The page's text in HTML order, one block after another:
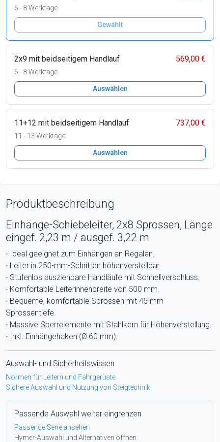
6 - 8 Werktage
Gewählt
2x9 mit beidseitigem Handlauf 569,00 €
6 - 8 Werktage
Auswählen
11+12 mit beidseitigem Handlauf 737,00 €
11 - 13 Werktage
Auswählen
Produktbeschreibung
Einhänge-Schiebeleiter, 2x8 Sprossen, Länge
eingef. 2,23 m / ausgef. 3,22 m
∙ Ideal geeignet zum Einhängen an Regalen.
∙ Leiter in 250-mm-Schritten höhenverstellbar.
∙ Stufenlos ausziehbare Handläufe mit Schnellverschluss.
∙ Komfortable Leiterinnenbreite von 500 mm.
∙ Bequeme, komfortable Sprossen mit 45 mm
Sprossentiefe.
∙ Massive Sperrelemente mit Stahlkern für Höhenverstellung.
∙ Inkl. Einhängehaken (Ø 60 mm).
Auswahl- und Sicherheitswissen
Normen für Leitern und Fahrgerüste
Sichere Auswahl und Nutzung von Steigtechnik
Passende Auswahl weiter eingrenzen
Passende Serie ansehen
Hymer-Auswahl und Alternativen öffnen.